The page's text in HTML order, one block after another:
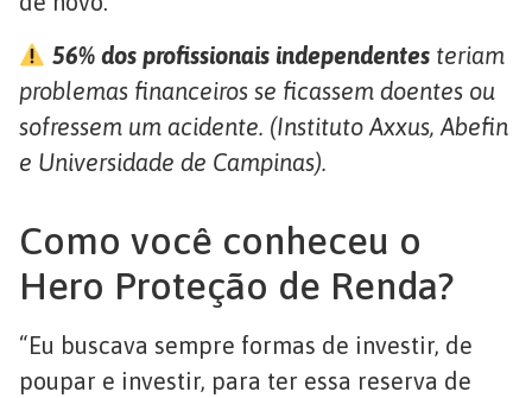
56% dos profissionais independentesteriam
problemas financeiros se ficassem doentes ou
sofressem um acidente. (Instituto Axxus, Abefin
e Universidade de Campinas).
Como você conheceu o
Hero Proteção de Renda?
“Eu buscava sempre formas de investir, de
poupar e investir, para ter essa reserva de